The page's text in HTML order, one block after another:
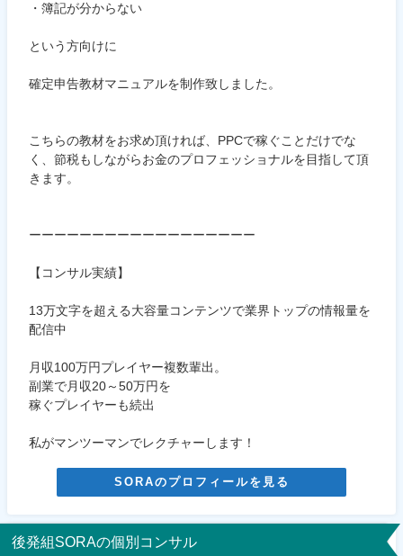
・簿記が分からない
という方向けに
確定申告教材マニュアルを制作致しました。
こちらの教材をお求め頂ければ、PPCで稼ぐことだけでな
く、節税もしながらお金のプロフェッショナルを目指して頂
きます。
ーーーーーーーーーーーーーーーーーー
【コンサル実績】
13万文字を超える大容量コンテンツで業界トップの情報量を
配信中
月収100万円プレイヤー複数輩出。
副業で月収20～50万円を
稼ぐプレイヤーも続出
私がマンツーマンでレクチャーします！
SORAのプロフィールを見る
後発組SORAの個別コンサル